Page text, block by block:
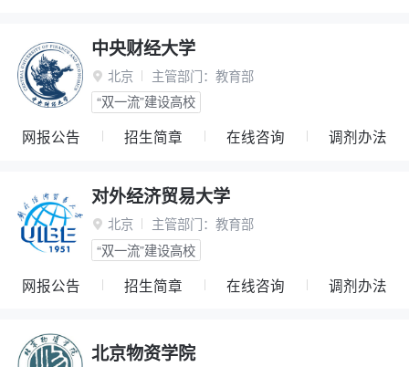
中央财经大学
 北京 主管部门： 教育部
“双一流”建设高校
网报公告 招生简章 在线咨询 调剂办法
对外经济贸易大学
 北京 主管部门： 教育部
“双一流”建设高校
网报公告 招生简章 在线咨询 调剂办法
北京物资学院